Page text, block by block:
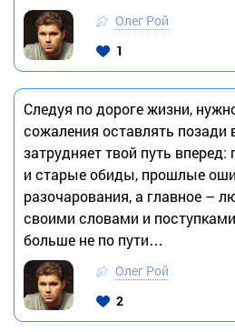
Олег Рой
1
Следуя по дороге жизни,
сожаления оставлять позади
затрудняет твой путь
и старые обиды, прошлые
разочарования, а главное –
своими словами и
больше не по пути…
Олег Рой
2